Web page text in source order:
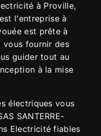
à Proville,
l'entreprise à
est prête à
vous fournir des
guider tout au
à la mise
électriques vous
SANTERRE-
Electricité fiables